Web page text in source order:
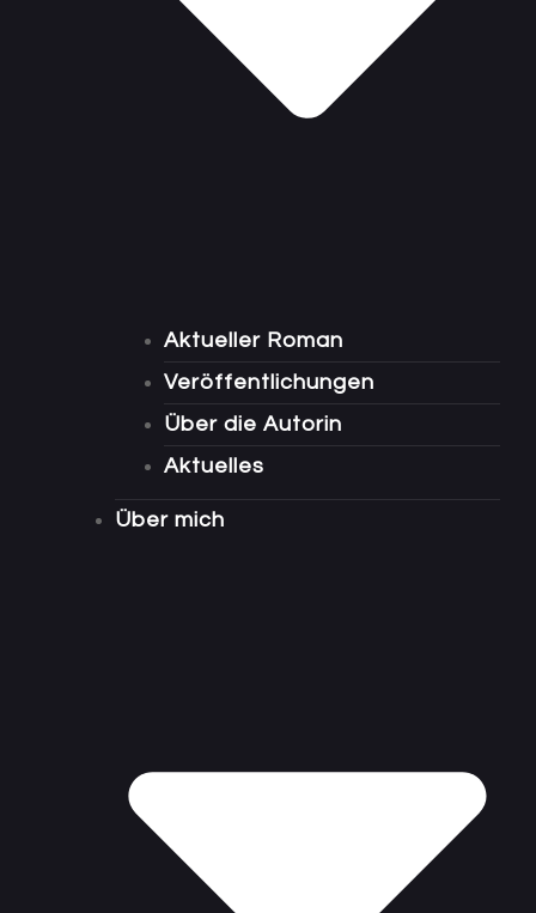
Aktueller Roman
Veröffentlichungen
Über die Autorin
Aktuelles
Über mich